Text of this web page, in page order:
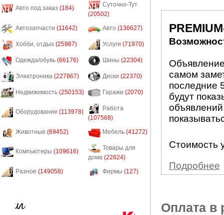
Авто под заказ (184)
Суточно-Тут
(20502)
Автозапчасти (11642) Авто (136627)
Хобби, отдых (25987) Услуги (71970)
Одежда/обувь (66176) Шины (22304)
Электроника (227867) Диски (22370)
Недвижимость (250153) Гаражи (2070)
Оборудование (113978)
Работа
(107568)
Животные (69452) Мебель (41272)
Компьютеры (109616)
Товары для
дома (22824)
Разное (149058) Фирмы (127)
самом
последние
будут
Стоимость
Подробнее
Оплата в